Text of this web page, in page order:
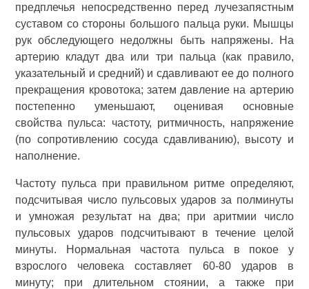
предплечья непосредственно перед лучезапястным
суставом со стороны большого пальца руки. Мышцы
рук обследующего недолжны быть напряжены. На
артерию кладут два или три пальца (как правило,
указательный и средний) и сдавливают ее до полного
прекращения кровотока; затем давление на артерию
постепенно уменьшают, оценивая основные
свойства пульса: частоту, ритмичность, напряжение
(по сопротивлению сосуда сдавливанию), высоту и
наполнение.
Частоту пульса при правильном ритме определяют,
подсчитывая число пульсовых ударов за полминуты
и умножая результат на два; при аритмии число
пульсовых ударов подсчитывают в течение целой
минуты. Нормальная частота пульса в покое у
взрослого человека составляет 60-80 ударов в
минуту; при длительном стоянии, а также при